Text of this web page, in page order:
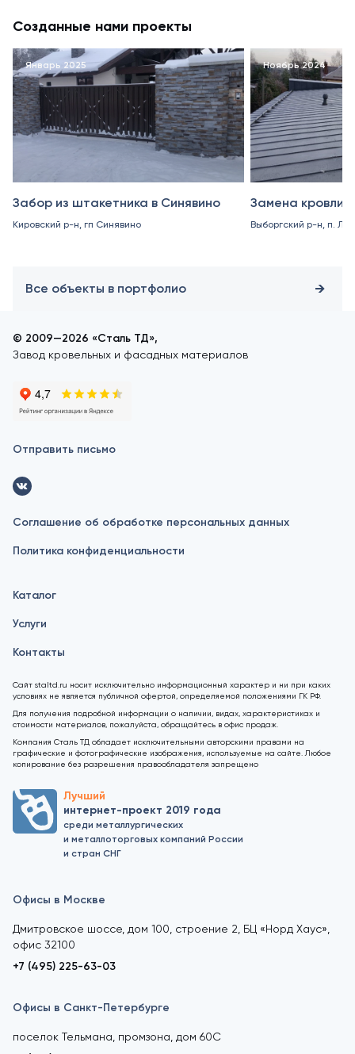
Созданные нами проекты
Январь 2025
Забор из штакетника в Синявино
Кировский р-н, гп Синявино
Ноябрь 2024
Замена кровли
Выборгский р-н, п.
Все объекты в портфолио
© 2009—2026 «Сталь ТД»,
Завод кровельных и фасадных материалов
Отправить письмо
Соглашение об обработке персональных данных
Политика конфиденциальности
Каталог
Услуги
Контакты
Сайт staltd.ru носит исключительно информационный характер и ни при каких
условиях не является публичной офертой, определяемой положениями ГК РФ.
Для получения подробной информации о наличии, видах, характеристиках и
стоимости материалов, пожалуйста, обращайтесь в офис продаж.
Компания Сталь ТД обладает исключительными авторскими правами на
графические и фотографические изображения, используемые на сайте. Любое
копирование без разрешения правообладателя запрещено
Лучший
интернет-проект 2019 года
среди металлургических
и металлоторговых компаний России
и стран СНГ
Офисы в Москве
Дмитровское шоссе, дом 100, строение 2, БЦ «Норд Хаус»,
офис 32100
+7 (495) 225-63-03
Офисы в Санкт-Петербурге
поселок Тельмана, промзона, дом 60С